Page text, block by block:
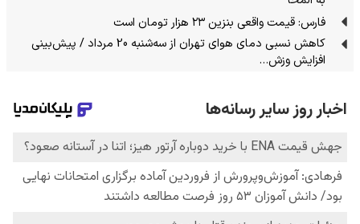
فارس: قیمت واقعی بنزین ۲۳ هزار تومان است
کاهش نسبی دمای هوای تهران از سه‌شنبه 20 مرداد / پیش‌بینی
افزایش وزش…